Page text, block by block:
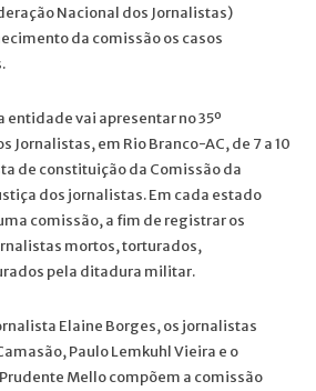
Nacional dos Jornalistas)
da comissão os casos
entidade vai apresentar no 35º
Jornalistas, em Rio Branco-AC, de 7 a 10
de constituição da Comissão da
dos jornalistas. Em cada estado
comissão, a fim de registrar os
mortos, torturados,
pela ditadura militar.
Elaine Borges, os jornalistas
Paulo Lemkuhl Vieira e o
Mello compõem a comissão